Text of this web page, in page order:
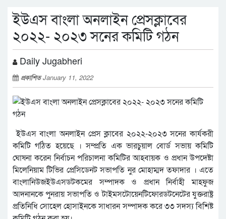
ইউএস বাংলা অনলাইন প্রেসক্লাবের
২০২২- ২০২৩ সনের কমিটি গঠন
Daily Jugabheri
প্রকাশিতJanuary 11, 2022
ইউএস বাংলা অনলাইন প্রেস ক্লাবের ২০২২-২০২৩ সনের কার্যকরী
কমিটি গঠিত হয়েছে । সম্প্রতি এক ভারচুয়াল বোর্ড সভায় কমিটি
ঘোষনা করেন নির্বাচন পরিচালনা কমিটির আহবায়ক ও প্রধান উপদেষ্টা
মিলেনিয়াম টিভির প্রেসিডেনট সভাপতি নুর মোহাম্মদ তফাদার । এতে
বাংলানিউজইউএসডটকমের সম্পাদক ও প্রধান নির্বাহী মাহফুজ
আদনানকে পুনরায় সভাপতি ও টাইমসটোয়েনটিফোরডটনেটের যুক্তরাষ্ট্র
প্রতিনিধি সোহেল হোসাইনকে সাধারন সম্পাদক করে ৩৩ সদস্য বিশিষ্ট